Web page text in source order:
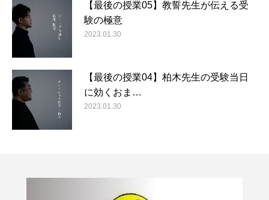
【最後の授業05】教誓先生が伝える受
験の極意
2023.01.30
【最後の授業04】柏木先生の受験当日
に効くおま…
2023.01.30